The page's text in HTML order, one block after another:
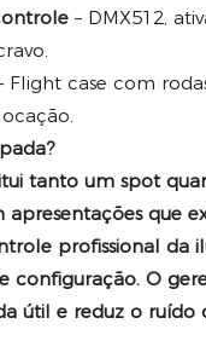
– DMX512,
Flight case com
tanto um spot
que
profissional da
configuração. O
útil e reduz o